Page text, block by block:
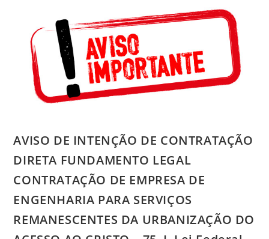
AVISO DE INTENÇÃO DE CONTRATAÇÃO
DIRETA FUNDAMENTO LEGAL
CONTRATAÇÃO DE EMPRESA DE
ENGENHARIA PARA SERVIÇOS
REMANESCENTES DA URBANIZAÇÃO DO